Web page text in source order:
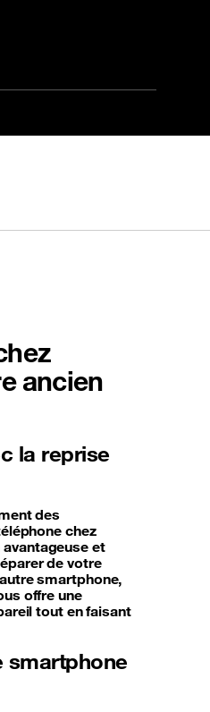
ancien
la reprise
des
chez
et
de votre
smartphone,
offre une
tout en faisant
smartphone